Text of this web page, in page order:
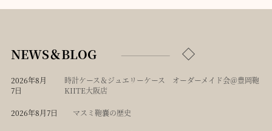
NEWS＆BLOG
2026年8月
7日
時計ケース＆ジュエリーケース オーダーメイド会＠豊岡鞄
KIITE大阪店
2026年8月7日 マスミ鞄嚢の歴史